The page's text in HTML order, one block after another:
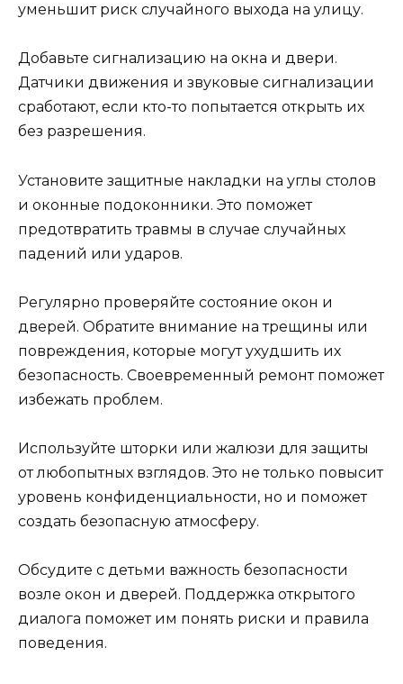
уменьшит риск случайного выхода на улицу.
Добавьте сигнализацию на окна и двери.
Датчики движения и звуковые сигнализации
сработают, если кто-то попытается открыть их
без разрешения.
Установите защитные накладки на углы столов
и оконные подоконники. Это поможет
предотвратить травмы в случае случайных
падений или ударов.
Регулярно проверяйте состояние окон и
дверей. Обратите внимание на трещины или
повреждения, которые могут ухудшить их
безопасность. Своевременный ремонт поможет
избежать проблем.
Используйте шторки или жалюзи для защиты
от любопытных взглядов. Это не только повысит
уровень конфиденциальности, но и поможет
создать безопасную атмосферу.
Обсудите с детьми важность безопасности
возле окон и дверей. Поддержка открытого
диалога поможет им понять риски и правила
поведения.